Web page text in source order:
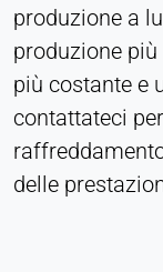
produzione a
produzione
più costante e
contattateci
delle
Purpose:
Statistica
Cookie
Sessione